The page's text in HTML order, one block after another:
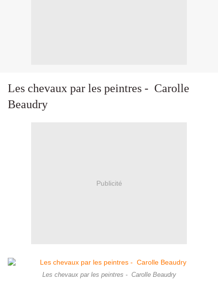
Les chevaux par les peintres - Carolle
Beaudry
Publicité
Les chevaux par les peintres - Carolle Beaudry